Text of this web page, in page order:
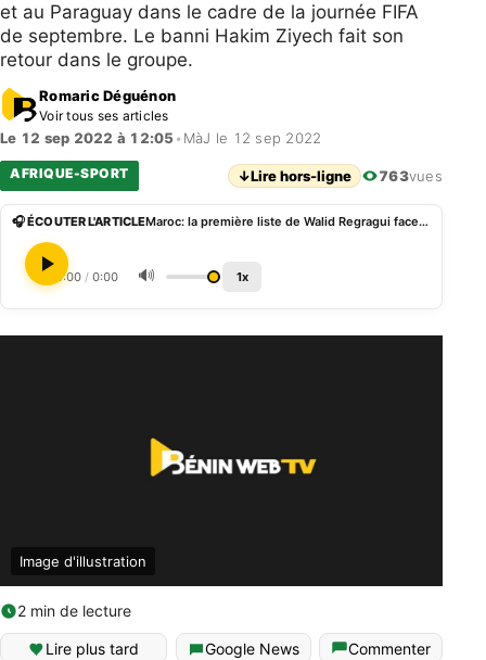
et au Paraguay dans le cadre de la journée FIFA
de septembre. Le banni Hakim Ziyech fait son
retour dans le groupe.
Romaric Déguénon
Voir tous ses articles
Le 12 sep 2022 à 12:05 • MàJ le 12 sep 2022
AFRIQUE-SPORT ↓Lire hors-ligne 763vues
🎧 ÉCOUTER L'ARTICLE Maroc: la première liste de Walid Regragui face au Chili et au Paraguay avec Hakim Ziyech
0:00 / 0:00 🔊 1x
Image d'illustration
2 min de lecture
Lire plus tard Google News
Commenter